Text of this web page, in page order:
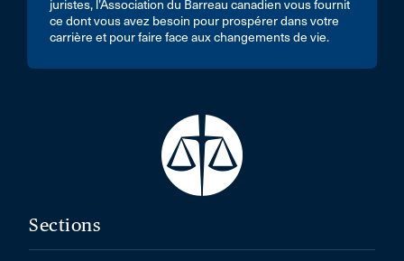
juristes, l’Association du Barreau canadien vous fournit
ce dont vous avez besoin pour prospérer dans votre
carrière et pour faire face aux changements de vie.
Sections